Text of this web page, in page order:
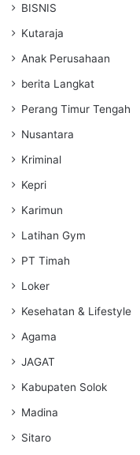
BISNIS
Kutaraja
Anak Perusahaan
berita Langkat
Perang Timur Tengah
Nusantara
Kriminal
Kepri
Karimun
Latihan Gym
PT Timah
Loker
Kesehatan & Lifestyle
Agama
JAGAT
Kabupaten Solok
Madina
Sitaro